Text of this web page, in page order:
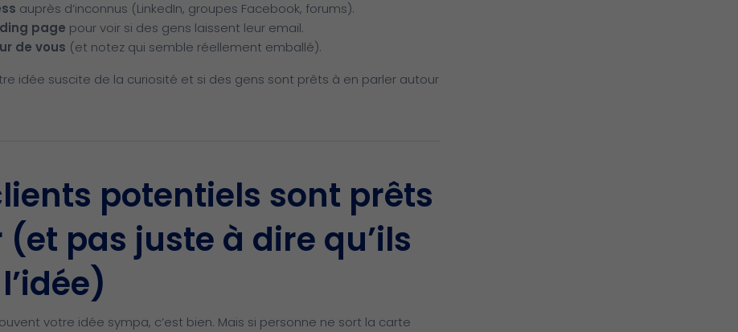
auprès d’inconnus (LinkedIn, groupes Facebook, forums).
page pour voir si des gens laissent leur email.
de vous (et notez qui semble réellement emballé).
idée suscite de la curiosité et si des gens sont prêts à en parler autour
potentiels sont prêts
pas juste à dire qu’ils
votre idée sympa, c’est bien. Mais si personne ne sort la carte